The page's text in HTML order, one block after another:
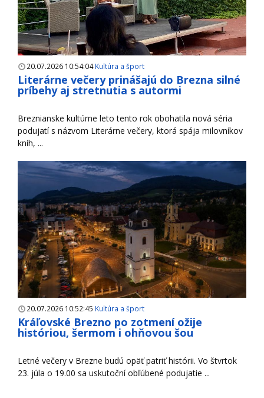
20.07.2026 10:54:04Kultúra a šport
Literárne večery prinášajú do Brezna silné
príbehy aj stretnutia s autormi
Breznianske kultúrne leto tento rok obohatila nová séria
podujatí s názvom Literárne večery, ktorá spája milovníkov
kníh, ...
20.07.2026 10:52:45 Kultúra a šport
Kráľovské Brezno po zotmení ožije
históriou, šermom i ohňovou šou
Letné večery v Brezne budú opäť patriť histórii. Vo štvrtok
23. júla o 19.00 sa uskutoční obľúbené podujatie ...